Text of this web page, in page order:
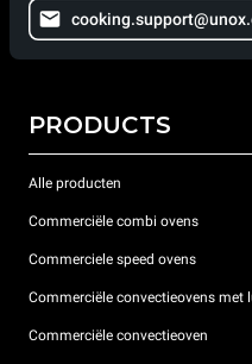
PRODUCTS
Alle producten
Commerciële combi ovens
Commerciele speed ovens
Commerciële convectieovens met
Commerciële convectieoven